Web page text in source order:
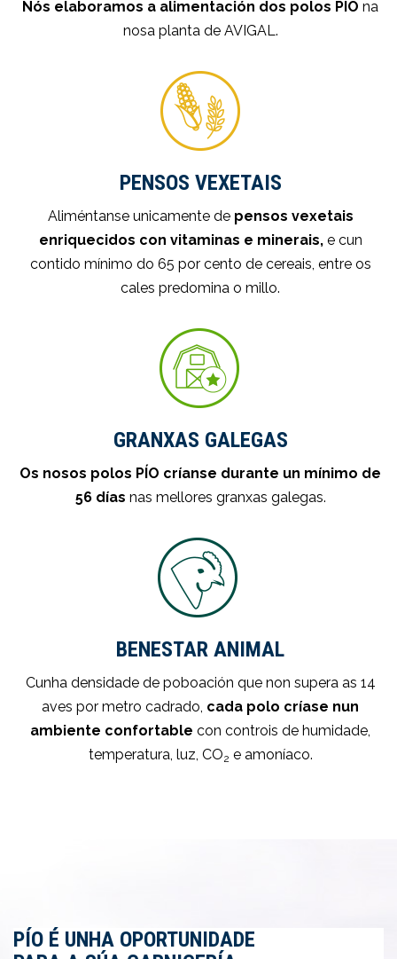
Nós elaboramos a alimentación dos polos PÍO na
nosa planta de AVIGAL.
PENSOS VEXETAIS
Aliméntanse unicamente de pensos vexetais
enriquecidos con vitaminas e minerais,e cun
contido mínimo do 65 por cento de cereais, entre os
cales predomina o millo.
GRANXAS GALEGAS
Os nosos polos PÍO críanse durante un mínimo de
56 días nas mellores granxas galegas.
BENESTAR ANIMAL
Cunha densidade de poboación que non supera as 14
aves por metro cadrado, cada polo críase nun
ambiente confortable con controis de humidade,
temperatura, luz, CO2 e amoníaco.
PÍO É UNHA OPORTUNIDADE